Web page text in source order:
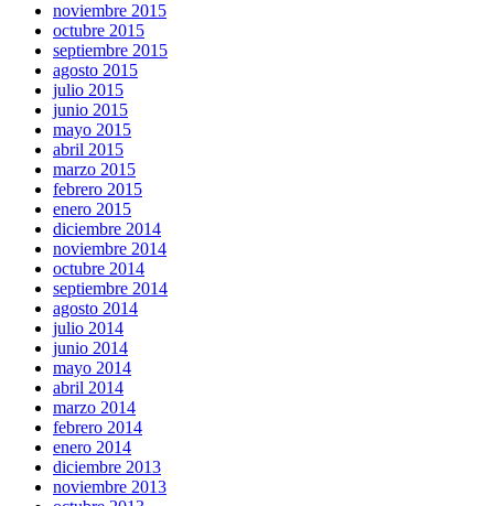
noviembre 2015
octubre 2015
septiembre 2015
agosto 2015
julio 2015
junio 2015
mayo 2015
abril 2015
marzo 2015
febrero 2015
enero 2015
diciembre 2014
noviembre 2014
octubre 2014
septiembre 2014
agosto 2014
julio 2014
junio 2014
mayo 2014
abril 2014
marzo 2014
febrero 2014
enero 2014
diciembre 2013
noviembre 2013